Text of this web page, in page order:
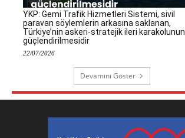
YKP: Gemi Trafik Hizmetleri Sistemi, sivil
paravan söylemlerin arkasına saklanan,
Türkiye’nin askeri-stratejik ileri karakolunun
güçlendirilmesidir
22/07/2026
Devamını Göster